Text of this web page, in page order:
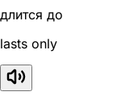
длится до
lasts only